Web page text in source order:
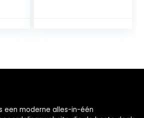
een moderne alles-in-één